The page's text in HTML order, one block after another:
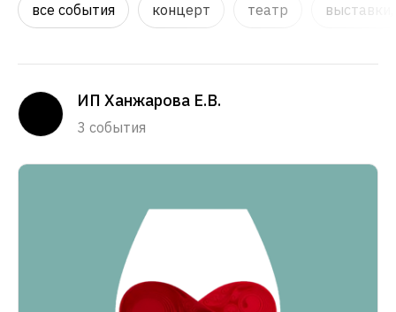
все события концерт театр
ИП Ханжарова Е.В.
3 события